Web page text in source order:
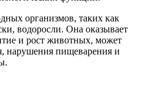
организмов, таких как
водоросли. Она оказывает
и рост животных, может
нарушения пищеварения и